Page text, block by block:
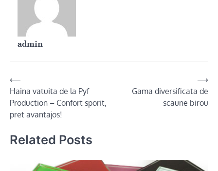
admin
Post
navigation
⟵
Haina vatuita de la Pyf
Production – Confort sporit,
pret avantajos!
Gama diversificata de
scaune birou
⟶
Related Posts